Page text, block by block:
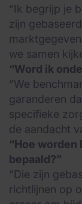
“Ik begrijp je
zijn
we samen
“Word ik
“We
garanderen
specifieke
de aandacht
“Hoe
bepaald?”
“Die zijn
richtlijnen op